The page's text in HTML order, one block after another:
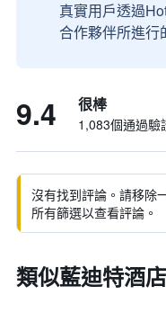
真實用戶透過
合作夥伴所進行
9.4 很棒
1,083個通過驗
沒有找到評論。請移除
所有篩選以查看評論。
類似藍迪特酒